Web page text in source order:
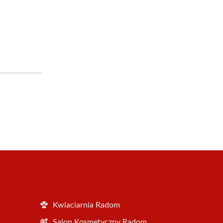
Kwiaciarnia Radom